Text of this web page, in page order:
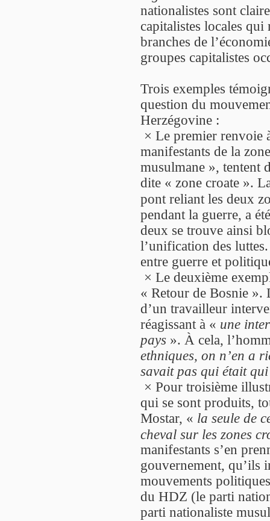
nationalistes sont
capitalistes locales
branches de
groupes capitalistes
Trois exemples
question du
Herzégovine :
× Le premier renvoie
manifestants de la
musulmane », tentent
dite « zone croate ».
pont reliant les deux
pendant la guerre, a
deux se trouve ainsi
l’unification des
entre guerre et
× Le deuxième
« Retour de Bosnie ».
d’un travailleur
réagissant à « une
pays ». À cela,
ethniques, on n’en a
savait pas qui était
× Pour troisième
qui se sont produits,
Mostar, « la seule de
cheval sur les zones
manifestants s’en
gouvernement, qu’ils
mouvements
du HDZ (le parti
parti nationaliste